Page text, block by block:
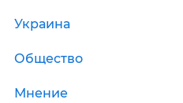
Украина
Общество
Мнение